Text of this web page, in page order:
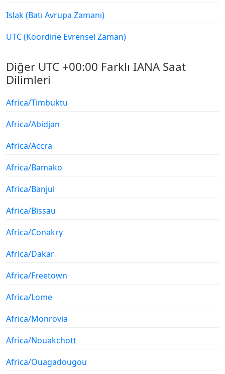
Islak (Batı Avrupa Zamanı)
UTC (Koordine Evrensel Zaman)
Diğer UTC +00:00 Farklı IANA Saat
Dilimleri
Africa/Timbuktu
Africa/Abidjan
Africa/Accra
Africa/Bamako
Africa/Banjul
Africa/Bissau
Africa/Conakry
Africa/Dakar
Africa/Freetown
Africa/Lome
Africa/Monrovia
Africa/Nouakchott
Africa/Ouagadougou